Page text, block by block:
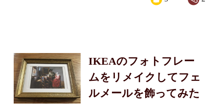
IKEAのフォトフレー
ムをリメイクしてフェ
ルメールを飾ってみた